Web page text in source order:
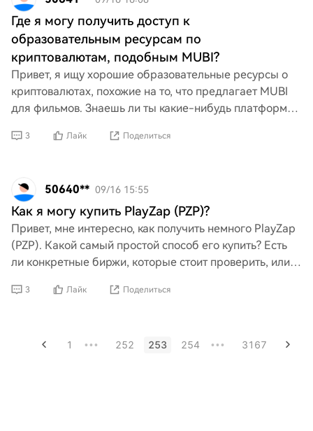
Где я могу получить доступ к
образовательным ресурсам по
криптовалютам, подобным MUBI?
Привет, я ищу хорошие образовательные ресурсы о
криптовалютах, похожие на то, что предлагает MUBI
для фильмов. Знаешь ли ты какие-нибудь платформы
3 Лайк Поделиться
50640** 09/16 15:55
Как я могу купить PlayZap (PZP)?
Привет, мне интересно, как получить немного PlayZap
(PZP). Какой самый простой способ его купить? Есть
ли конкретные биржи, которые стоит проверить, или
3 Лайк Поделиться
1 ••• 252 253 254 ••• 3167